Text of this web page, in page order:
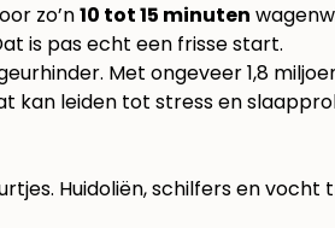
zo’n10 tot 15 minuten
is pas echt een frisse start.
Met ongeveer 1,8
kan leiden tot stress en
Huidoliën, schilfers en vocht